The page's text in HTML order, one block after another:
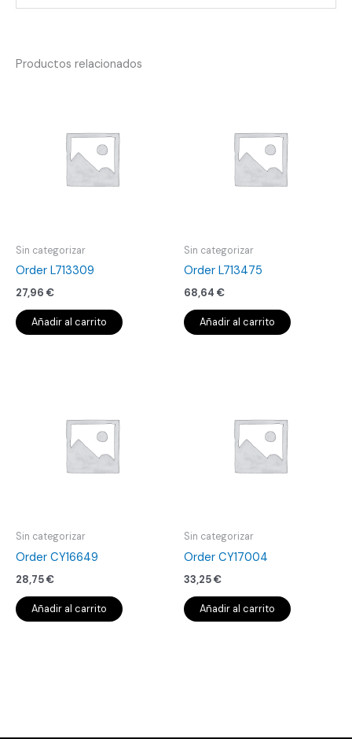
Productos relacionados
Sin categorizar
Order L713309
27,96 €
Añadir al carrito
Sin categorizar
Order L713475
68,64 €
Añadir al carrito
Sin categorizar
Order CY16649
28,75€
Añadir al carrito
Sin categorizar
Order CY17004
33,25€
Añadir al carrito